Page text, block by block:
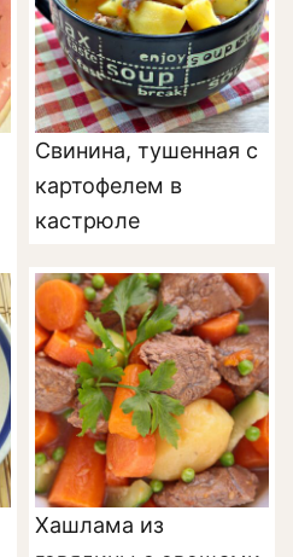
Свинина, тушенная с
картофелем в
кастрюле
Хашлама из